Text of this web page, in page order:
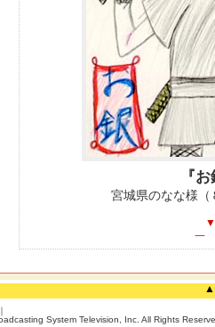
『
宮城県のなな様（
▼
一
▲
System Television, Inc. All Rights